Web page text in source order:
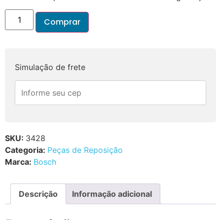
Comprar
Simulação de frete
SKU: 3428
Categoria: Peças de Reposição
Marca: Bosch
Descrição Informação adicional